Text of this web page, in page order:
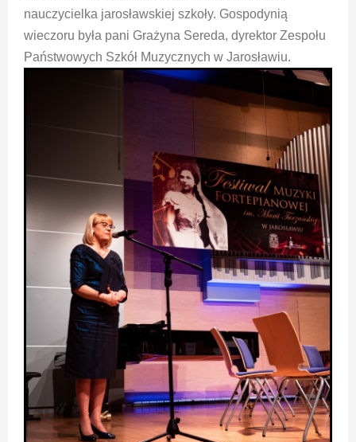
nauczycielka jarosławskiej szkoły. Gospodynią
wieczoru była pani Grażyna Sereda, dyrektor Zespołu
Państwowych Szkół Muzycznych w Jarosławiu.